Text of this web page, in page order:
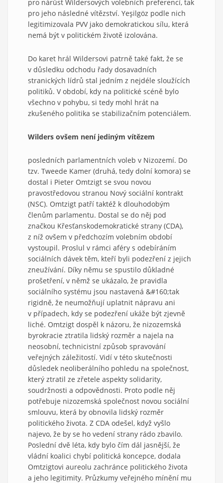
pro nárůst Wildersových volebních preferencí, tak
pro jeho následné vítězství. Yeşilgöz podle nich
legitimizovala PVV jako demokratickou sílu, která
nemá být v politickém životě izolována.
Do karet hrál Wildersovi patrně také fakt, že se
v důsledku odchodu řady dosavadních
stranických lídrů stal jedním z nejdéle sloužících
politiků. V období, kdy na politické scéně bylo
všechno v pohybu, si tedy mohl hrát na
zkušeného politika se stabilizačním potenciálem.
Wilders ovšem není jediným vítězem
posledních parlamentních voleb v Nizozemí. Do
tzv. Tweede Kamer (druhá, tedy dolní komora) se
dostal i Pieter Omtzigt se svou novou
pravostředovou stranou Nový sociální kontrakt
(NSC). Omtzigt patří taktéž k dlouhodobým
členům parlamentu. Dostal se do něj pod
značkou Křesťanskodemokratické strany (CDA),
z níž ovšem v předchozím volebním období
vystoupil. Proslul v rámci aféry s odebíráním
sociálních dávek těm, kteří byli podezření z jejich
zneužívání. Díky němu se spustilo důkladné
prošetření, v němž se ukázalo, že pravidla
sociálního systému jsou nastavená &#160;tak
rigidně, že neumožňují uplatnit nápravu ani
v případech, kdy se podezření ukáže být zjevně
liché. Omtzigt dospěl k názoru, že nizozemská
byrokracie ztratila lidský rozměr a najela na
neosobní, technicistní způsob spravování
veřejných záležitostí. Vidí v této skutečnosti
důsledek neoliberálního pohledu na společnost,
který ztratil ze zřetele aspekty solidarity,
soudržnosti a odpovědnosti. Proto podle něj
potřebuje nizozemská společnost novou sociální
smlouvu, která by obnovila lidský rozměr
politického života. Z CDA odešel, když vyšlo
najevo, že by se ho vedení strany rádo zbavilo.
Poslední dvě léta, kdy bylo čím dál jasnější, že
vládní koalici chybí politická koncepce, dodala
Omtzigtovi aureolu zachránce politického života
a jeho legitimity. Průzkumy veřejného mínění mu